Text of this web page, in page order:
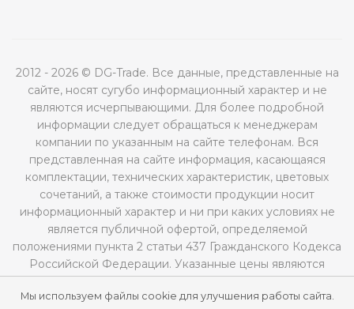
Мы используем файлы cookie для улучшения работы сайта.
2012 - 2026 © DG-Trade. Все данные, представленные на
сайте, носят сугубо информационный характер и не
являются исчерпывающими. Для более подробной
информации следует обращаться к менеджерам
компании по указанным на сайте телефонам. Вся
представленная на сайте информация, касающаяся
комплектации, технических характеристик, цветовых
сочетаний, а также стоимости продукции носит
информационный характер и ни при каких условиях не
является публичной офертой, определяемой
положениями пункта 2 статьи 437 Гражданского Кодекса
Российской Федерации. Указанные цены являются
действительных цен.